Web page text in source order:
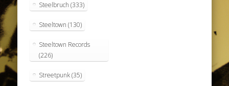
Steelbruch (333)
Steeltown (130)
Steeltown Records
(226)
Streetpunk(35)